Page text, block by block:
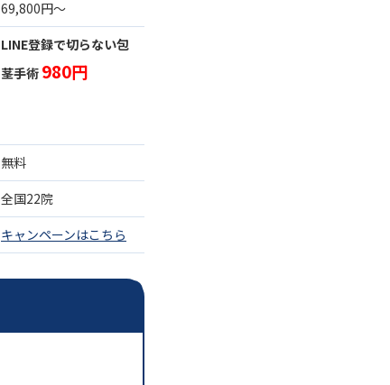
69,800円〜
LINE登録で切らない包
茎手術 980円
無料
全国22院
キャンペーンはこちら